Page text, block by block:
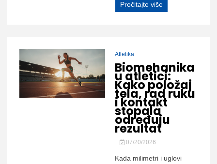
Pročitajte više
Atletika
Biomehanika
u atletici:
Kako položaj
tela, rad ruku
i kontakt
stopala
određuju
rezultat
07/20/2026
Kada milimetri i uglovi